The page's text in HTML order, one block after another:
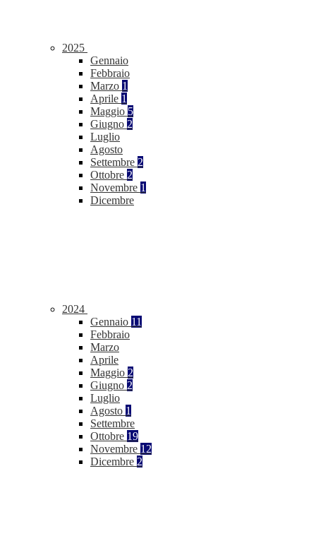
2025
Gennaio
Febbraio
Marzo 1
Aprile 1
Maggio 5
Giugno 2
Luglio
Agosto
Settembre 2
Ottobre 2
Novembre 1
Dicembre
2024
Gennaio 11
Febbraio
Marzo
Aprile
Maggio 2
Giugno 2
Luglio
Agosto 1
Settembre
Ottobre 19
Novembre 12
Dicembre 2